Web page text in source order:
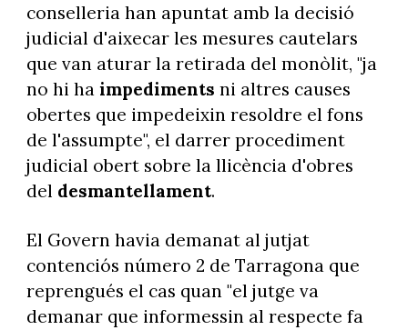
conselleria han apuntat amb la decisió
judicial d'aixecar les mesures cautelars
que van aturar la retirada del monòlit, "ja
no hi ha impediments ni altres causes
obertes que impedeixin resoldre el fons
de l'assumpte", el darrer procediment
judicial obert sobre la llicència d'obres
del desmantellament.
El Govern havia demanat al jutjat
contenciós número 2 de Tarragona que
reprengués el cas quan "el jutge va
demanar que informessin al respecte fa